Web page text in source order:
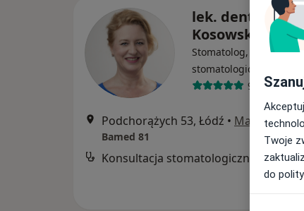
lek. dent. Beata
Kosowska
Stomatolog, Chirurg
stomatologiczny
90 opinii
Podchorążych 53, Łódź • Mapa
Bamed 81
Konsultacja stomatologiczna
Twoje
do